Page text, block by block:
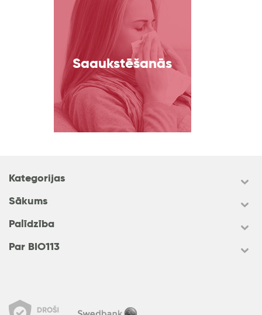
Saaukstēšanās
Kategorijas
Sākums
Palīdzība
Par BIO113